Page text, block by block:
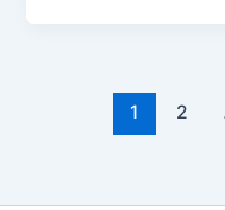
1 2